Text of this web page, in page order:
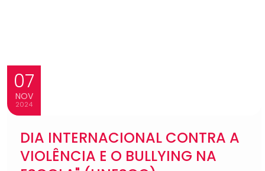
07
NOV
2024
DIA INTERNACIONAL CONTRA A
VIOLÊNCIA E O BULLYING NA